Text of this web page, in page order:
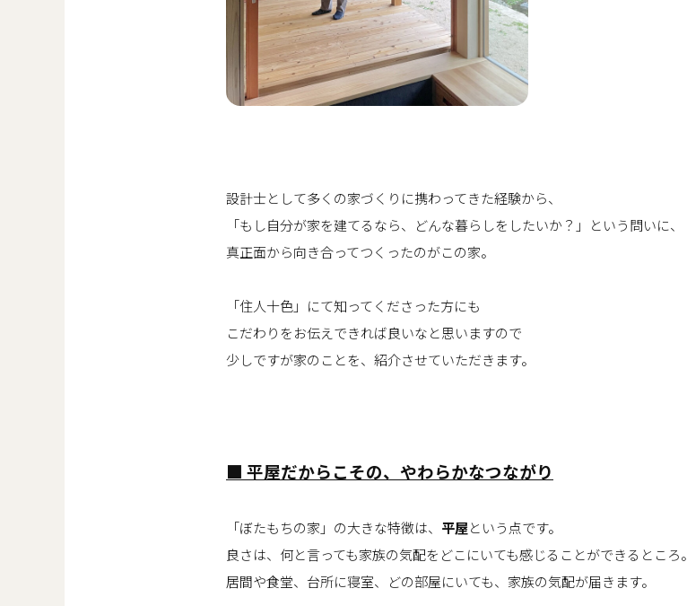
設計士として多くの家づくりに携わってきた経験から、
「もし自分が家を建てるなら、どんな暮らしをしたいか？」という問いに、
真正面から向き合ってつくったのがこの家。
「住人十色」にて知ってくださった方にも
こだわりをお伝えできれば良いなと思いますので
少しですが家のことを、紹介させていただきます。
■ 平屋だからこその、やわらかなつながり
「ぼたもちの家」の大きな特徴は、 平屋という点です。
良さは、何と言っても家族の気配をどこにいても感じることができるところ。
居間や食堂、台所に寝室、どの部屋にいても、家族の気配が届きます。